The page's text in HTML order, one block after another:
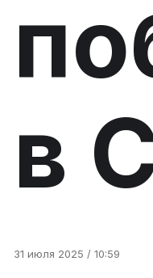
в
31 июля 2025 / 10:59